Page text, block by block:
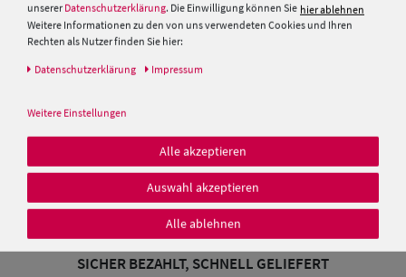
UNSERE FACHGESCHÄFTE IN MÜNCHEN
Marienplatz
089 - 89 05 84 01
SICHER BEZAHLT, SCHNELL GELIEFERT
unserer Datenschutzerklärung. Die Einwilligung können Sie hier ablehnen
Weitere Informationen zu den von uns verwendeten Cookies und Ihren
Rechten als Nutzer finden Sie hier:
Daten­schutz­erklärung Impressum
Weitere Einstellungen
Alle akzeptieren
Auswahl akzeptieren
Alle ablehnen